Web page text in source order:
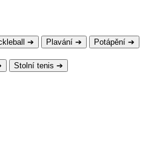
➔ Plavání ➔ Potápění ➔
Stolní tenis ➔